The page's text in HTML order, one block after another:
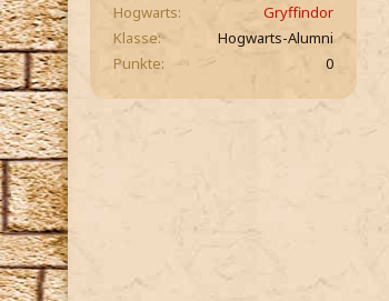
Hogwarts
Gryffindor
Klasse
Hogwarts-Alumni
Punkte
0